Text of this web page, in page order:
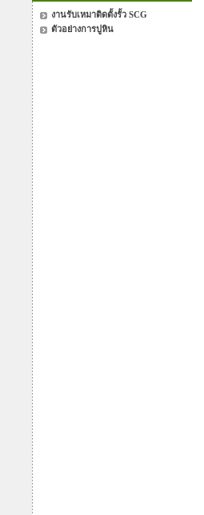
งานรับเหมาติดตั้งรั้ว SCG
ตัวอย่างการปูหิน